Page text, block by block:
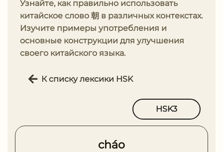
Узнайте, как правильно использовать
китайское слово 朝 в различных контекстах.
Изучите примеры употребления и
основные конструкции для улучшения
своего китайского языка.
К списку лексики HSK
HSK3
cháo